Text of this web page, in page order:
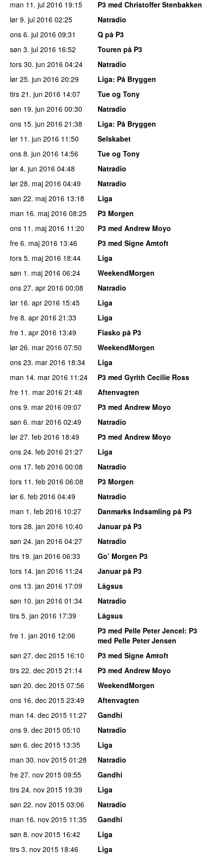
man 11. jul 2016 19:15
P3 med Christoffer Stenbakken
lør 9. jul 2016 02:25
Natradio
ons 6. jul 2016 09:31
Q på P3
søn 3. jul 2016 16:52
Touren på P3
tors 30. jun 2016 04:24
Natradio
lør 25. jun 2016 20:29 Liga: På Bryggen
tirs 21. jun 2016 14:07
Tue og Tony
søn 19. jun 2016 00:30
Natradio
ons 15. jun 2016 21:38 Liga: På Bryggen
lør 11. jun 2016 11:50
Selskabet
ons 8. jun 2016 14:56
Tue og Tony
lør 4. jun 2016 04:48
Natradio
lør 28. maj 2016 04:49
Natradio
søn 22. maj 2016 13:18
Liga
man 16. maj 2016 08:25
P3 Morgen
ons 11. maj 2016 11:20
P3 med Andrew Moyo
fre 6. maj 2016 13:46
P3 med Signe Amtoft
tors 5. maj 2016 18:44
Liga
søn 1. maj 2016 06:24
WeekendMorgen
ons 27. apr 2016 00:08
Natradio
lør 16. apr 2016 15:45
Liga
fre 8. apr 2016 21:33
Liga
fre 1. apr 2016 13:49
Fiasko på P3
lør 26. mar 2016 07:50
WeekendMorgen
ons 23. mar 2016 18:34
Liga
man 14. mar 2016 11:24
P3 med Gyrith Cecilie Ross
fre 11. mar 2016 21:48
Aftenvagten
ons 9. mar 2016 09:07
P3 med Andrew Moyo
søn 6. mar 2016 02:49
Natradio
lør 27. feb 2016 18:49
P3 med Andrew Moyo
ons 24. feb 2016 21:27
Liga
ons 17. feb 2016 00:08
Natradio
tors 11. feb 2016 06:08
P3 Morgen
lør 6. feb 2016 04:49
Natradio
man 1. feb 2016 10:27
Danmarks Indsamling på P3
tors 28. jan 2016 10:40
Januar på P3
søn 24. jan 2016 04:27
Natradio
tirs 19. jan 2016 06:33
Go’ Morgen P3
tors 14. jan 2016 11:24
Januar på P3
ons 13. jan 2016 17:09
Lågsus
søn 10. jan 2016 01:34
Natradio
tirs 5. jan 2016 17:39
Lågsus
fre 1. jan 2016 12:06 P3 med Pelle Peter Jencel: P3
med Pelle Peter Jensen
søn 27. dec 2015 16:10
P3 med Signe Amtoft
tirs 22. dec 2015 21:14
P3 med Andrew Moyo
søn 20. dec 2015 07:56
WeekendMorgen
ons 16. dec 2015 23:49
Aftenvagten
man 14. dec 2015 11:27
Gandhi
ons 9. dec 2015 05:10
Natradio
søn 6. dec 2015 13:35
Liga
man 30. nov 2015 01:28
Natradio
fre 27. nov 2015 09:55
Gandhi
tirs 24. nov 2015 19:39
Liga
søn 22. nov 2015 03:06
Natradio
man 16. nov 2015 11:35
Gandhi
søn 8. nov 2015 16:42
Liga
tirs 3. nov 2015 18:46
Liga